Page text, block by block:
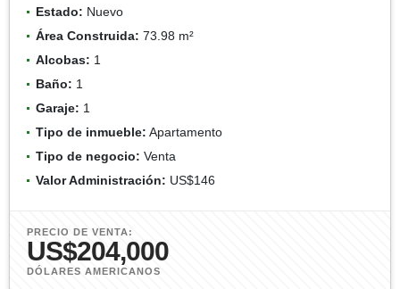
Estado: Nuevo
Área Construida: 73.98 m²
Alcobas: 1
Baño: 1
Garaje: 1
Tipo de inmueble: Apartamento
Tipo de negocio: Venta
Valor Administración: US$146
PRECIO DE VENTA:
US$204,000
DÓLARES AMERICANOS